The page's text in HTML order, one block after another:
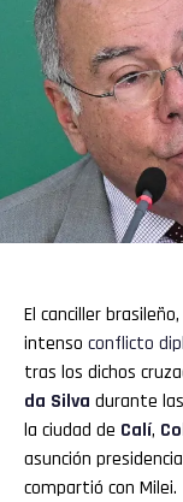
El canciller brasileño,
intenso conflicto
tras los dichos
da Silva durante
la ciudad de Calí,
asunción
compartió con Milei.